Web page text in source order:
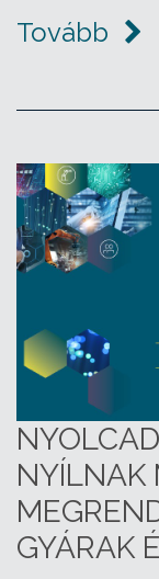
Tovább
NYÍLNAK
GYÁRAK